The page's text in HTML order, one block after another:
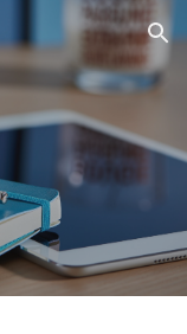
Skip to navigation